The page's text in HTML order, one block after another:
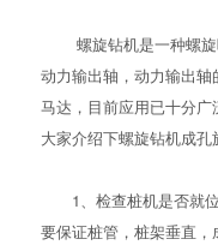
螺旋钻机是一种螺旋
动力输出轴，动力输出
马达，目前应用已十分
大家介绍下螺旋钻机成孔
1、检查桩机是否就位
要保证桩管，桩架垂直